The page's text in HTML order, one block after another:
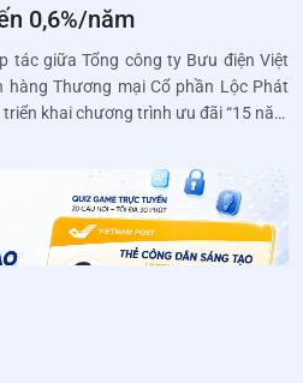
0,6%/năm
tác giữa Tổng công ty Bưu điện Việt
hàng Thương mại Cổ phần Lộc Phát
khai chương trình ưu đãi “15 năm
Bưu điện (PGDBĐ) trên toàn quốc từ